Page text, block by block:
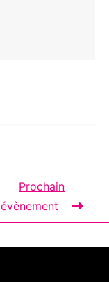
Prochain
évènement